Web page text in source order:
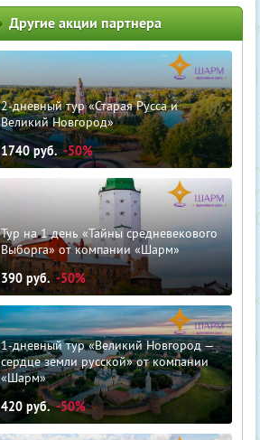
Другие акции партнера
2-дневный тур «Старая Русса и
Великий Новгород»
1740руб. -50%
Тур на 1 день «Тайны средневекового
Выборга» от компании «Шарм»
390 руб. -50%
1-дневный тур «Великий Новгород —
сердце земли русской» от компании
«Шарм»
420 руб. -50%